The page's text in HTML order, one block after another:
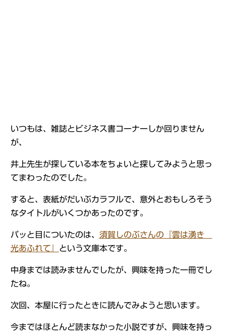
いつもは、雑誌とビジネス書コーナーしか回りません
が、
井上先生が探している本をちょいと探してみようと思っ
てまわったのでした。
すると、表紙がだいぶカラフルで、意外とおもしろそう
なタイトルがいくつかあったのです。
パッと目についたのは、 須賀しのぶさんの『雲は湧き
光あふれて』 という文庫本です。
中身までは読みませんでしたが、興味を持った一冊でし
たね。
次回、本屋に行ったときに読んでみようと思います。
今まではほとんど読まなかった小説ですが、興味を持っ